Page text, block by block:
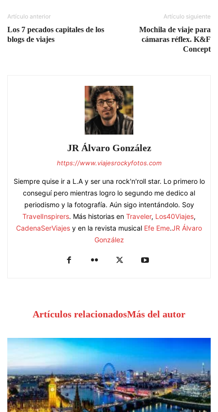
Artículo anterior
Los 7 pecados capitales de los
blogs de viajes
Artículo siguiente
Mochila de viaje para
cámaras réflex. K&F
Concept
JR Álvaro González
https://www.viajesrockyfotos.com
Siempre quise ir a L.A y ser una rock'n'roll star. Lo primero lo
conseguí pero mientras logro lo segundo me dedico al
periodismo y la fotografía. Aún sigo intentándolo. Soy
TravelInspirers. Más historias en Traveler, Los40Viajes,
CadenaSerViajes y en la revista musical Efe Eme.JR Álvaro
González
Artículos relacionadosMás del autor